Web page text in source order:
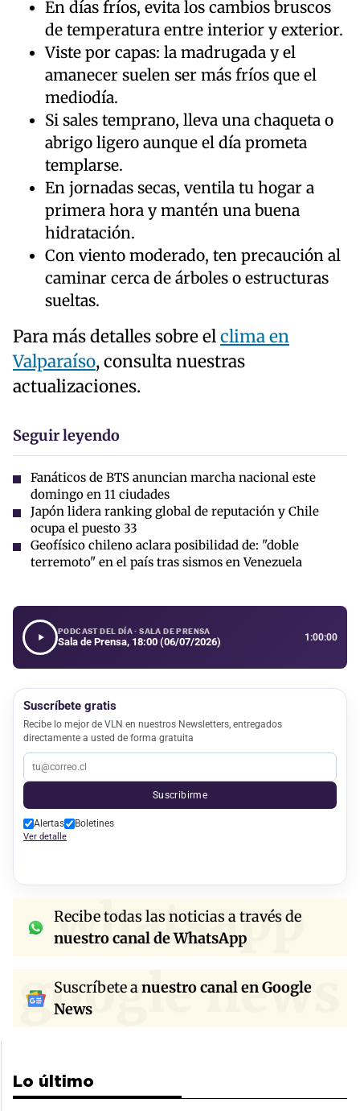
En días fríos, evita los cambios bruscos
de temperatura entre interior y exterior.
Viste por capas: la madrugada y el
amanecer suelen ser más fríos que el
mediodía.
Si sales temprano, lleva una chaqueta o
abrigo ligero aunque el día prometa
templarse.
En jornadas secas, ventila tu hogar a
primera hora y mantén una buena
hidratación.
Con viento moderado, ten precaución al
caminar cerca de árboles o estructuras
sueltas.
Para más detalles sobre elclima en
Valparaíso, consulta nuestras
actualizaciones.
Seguir leyendo
Fanáticos de BTS anuncian marcha nacional este
domingo en 11 ciudades
Japón lidera ranking global de reputación y Chile
ocupa el puesto 33
Geofísico chileno aclara posibilidad de: "doble
terremoto" en el país tras sismos en Venezuela
PODCAST DEL DÍA · SALA DE PRENSA
Sala de Prensa, 18:00 (06/07/2026) 1:00:00
Suscríbete gratis
Recibe lo mejor de VLN en nuestros Newsletters, entregados
directamente a usted de forma gratuita
Suscribirme
Alertas Boletines
Ver detalle
whatsapp
Recibe todas las noticias a través de
nuestro canal de WhatsApp
google news
Suscríbete anuestro canal en Google
News
Lo último